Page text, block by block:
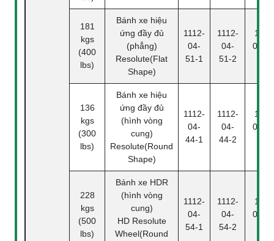
181
kgs
(400
lbs)
Bánh xe hiệu
ứng đầy đủ
(phẳng)
Resolute(Flat
Shape)
1112-
04-
51-1
1112-
04-
51-2
04-
136
kgs
(300
lbs)
Bánh xe hiệu
ứng đầy đủ
(hình vòng
cung)
Resolute(Round
Shape)
1112-
04-
44-1
1112-
04-
44-2
04-
228
kgs
(500
lbs)
Bánh xe HDR
(hình vòng
cung)
HD Resolute
Wheel(Round
1112-
04-
54-1
1112-
04-
54-2
04-